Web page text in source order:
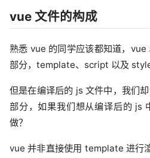
vue 文件的构成
熟悉 vue 的同学应该都知道，vue
部分，template、script 以及 style
但是在编译后的 js 文件中，我们
部分，如果我们想从编译后的 js
做？
vue 并非直接使用 template 进行